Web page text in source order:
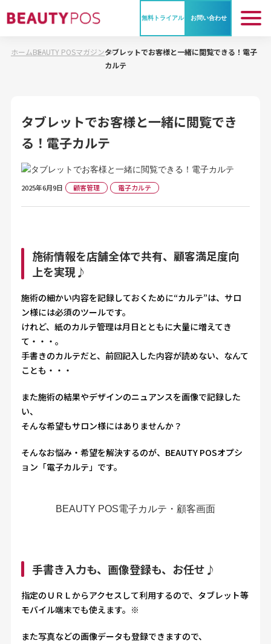
無料トライアル お問い合わせ
BEAUTY POS とは
機能紹介
導入事例
BEAUTY POSマガジン
サイトマップ
ホームBEAUTY POSマガジンタブレットでお客様と一緒に閲覧できる！電子
カルテ
タブレットでお客様と一緒に閲覧でき
る！電子カルテ
2025年6月9日 顧客管理 電子カルテ
施術情報を店舗全体で共有、顧客満足度向
上を実現♪
施術の細かい内容を記録しておくために“カルテ”は、サロ
ン様には必須のツールです。
けれど、紙のカルテ管理は月日とともに大量に増えてき
て・・・。
手書きのカルテだと、前回記入した内容が読めない、なんて
ことも・・・
また施術の結果やデザインのニュアンスを画像で記録した
い、
そんな希望もサロン様にはありませんか？
そんなお悩み・希望を解決するのが、BEAUTY POSオプシ
ョン「電子カルテ」です。
BEAUTY POS電子カルテ・顧客画面
手書き入力も、画像登録も、お任せ♪
指定のＵＲＬからアクセスして利用するので、タブレット等
モバイル端末でも使えます。※
また写真などの画像データも登録できますので、